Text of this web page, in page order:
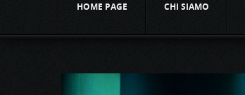
HOME PAGE CHI SIAMO